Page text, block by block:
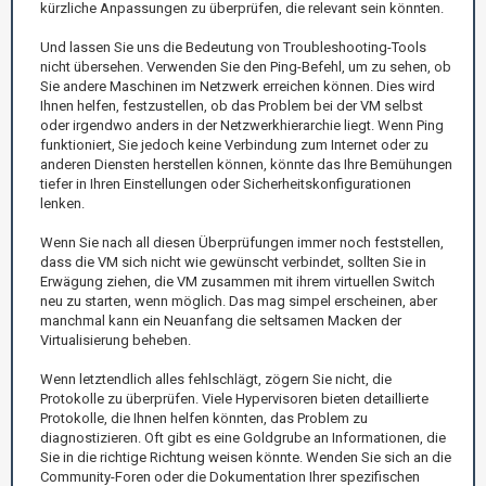
kürzliche Anpassungen zu überprüfen, die relevant sein könnten.
Und lassen Sie uns die Bedeutung von Troubleshooting-Tools
nicht übersehen. Verwenden Sie den Ping-Befehl, um zu sehen, ob
Sie andere Maschinen im Netzwerk erreichen können. Dies wird
Ihnen helfen, festzustellen, ob das Problem bei der VM selbst
oder irgendwo anders in der Netzwerkhierarchie liegt. Wenn Ping
funktioniert, Sie jedoch keine Verbindung zum Internet oder zu
anderen Diensten herstellen können, könnte das Ihre Bemühungen
tiefer in Ihren Einstellungen oder Sicherheitskonfigurationen
lenken.
Wenn Sie nach all diesen Überprüfungen immer noch feststellen,
dass die VM sich nicht wie gewünscht verbindet, sollten Sie in
Erwägung ziehen, die VM zusammen mit ihrem virtuellen Switch
neu zu starten, wenn möglich. Das mag simpel erscheinen, aber
manchmal kann ein Neuanfang die seltsamen Macken der
Virtualisierung beheben.
Wenn letztendlich alles fehlschlägt, zögern Sie nicht, die
Protokolle zu überprüfen. Viele Hypervisoren bieten detaillierte
Protokolle, die Ihnen helfen könnten, das Problem zu
diagnostizieren. Oft gibt es eine Goldgrube an Informationen, die
Sie in die richtige Richtung weisen könnte. Wenden Sie sich an die
Community-Foren oder die Dokumentation Ihrer spezifischen